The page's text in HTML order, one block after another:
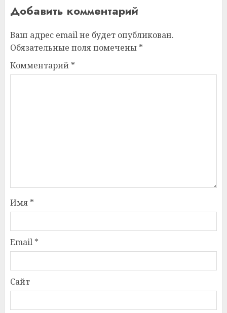
Добавить комментарий
Ваш адрес email не будет опубликован.
Обязательные поля помечены *
Комментарий *
Имя *
Email *
Сайт